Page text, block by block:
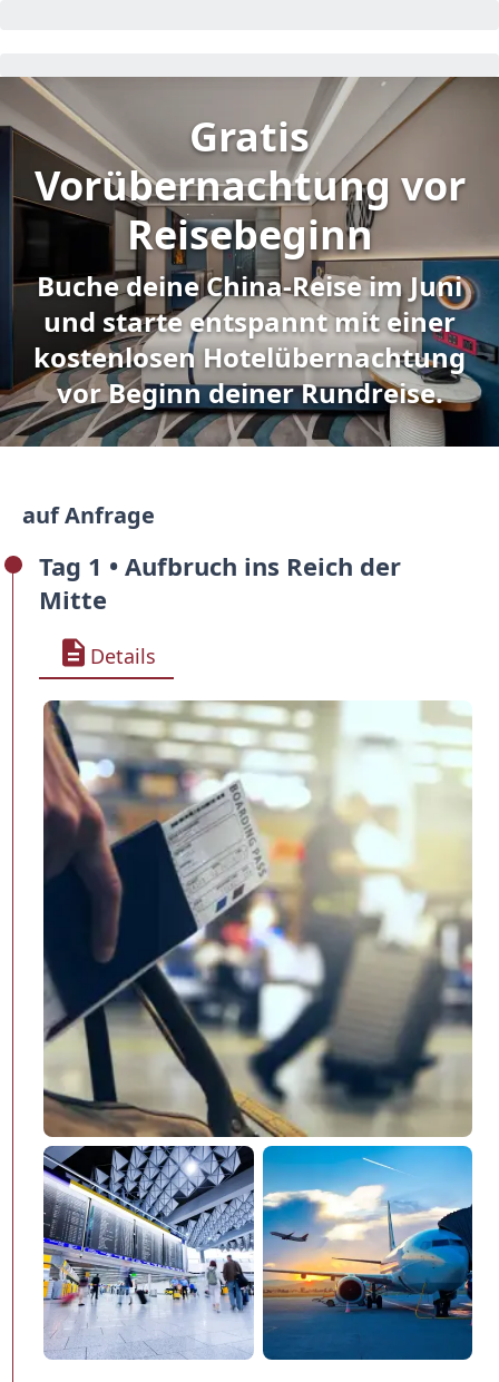
Gratis
Vorübernachtung vor
Reisebeginn
Buche deine China-Reise im Juni
und starte entspannt mit einer
kostenlosen Hotelübernachtung
vor Beginn deiner Rundreise.
auf Anfrage
Tag 1 • Aufbruch ins Reich der
Mitte
Details